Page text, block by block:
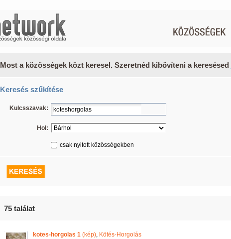
Most a közösségek közt keresel. Szeretnéd kibővíteni a keresésed
Keresés szűkítése
Kulcsszavak:
Hol:
csak nyitott közösségekben
75 találat
kotes-horgolas 1(kép), Kötés-Horgolás